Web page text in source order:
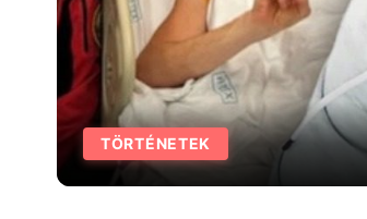
TÖRTÉNETEK